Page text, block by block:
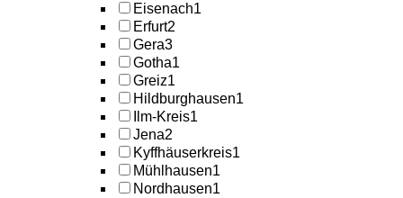
Eisenach1
Erfurt2
Gera3
Gotha1
Greiz1
Hildburghausen1
Ilm-Kreis1
Jena2
Kyffhäuserkreis1
Mühlhausen1
Nordhausen1